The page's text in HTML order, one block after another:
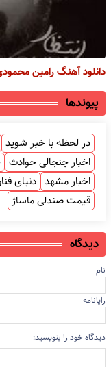
دانلود آهنگ رامین
پیوندها
در لحظه با خبر شوید
اخبار جنجالی حوادث
اخبار مشهد دنیای
قیمت صندلی ماساژ
دیدگاه
نام
رایانامه
دیدگاه خود را بنویسید: